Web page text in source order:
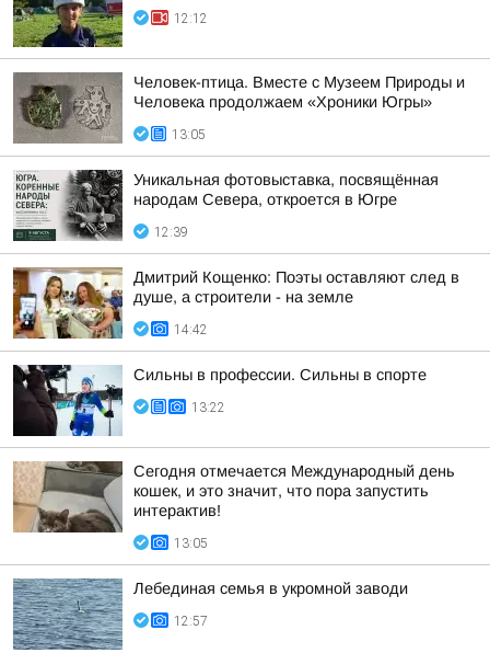
12:12
Человек-птица. Вместе с Музеем Природы и
Человека продолжаем «Хроники Югры»
13:05
Уникальная фотовыставка, посвящённая
народам Севера, откроется в Югре
12:39
Дмитрий Кощенко: Поэты оставляют след в
душе, а строители - на земле
14:42
Сильны в профессии. Сильны в спорте
13:22
Сегодня отмечается Международный день
кошек, и это значит, что пора запустить
интерактив!
13:05
Лебединая семья в укромной заводи
12:57